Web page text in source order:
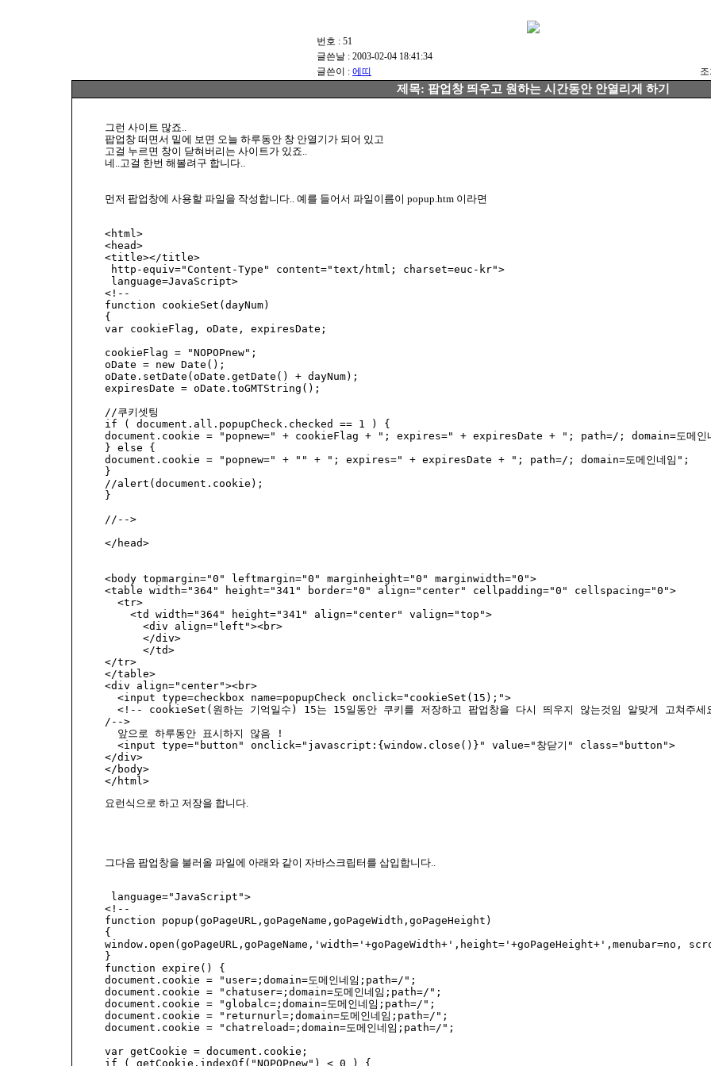
번호 : 51
글쓴날 : 2003-02-04 18:41:34
글쓴이 : 에띠
제목: 팝업창 띄우고 원하는 시간동안 안열리게 하기
그런 사이트 많죠..
팝업창 떠면서 밑에 보면 오늘 하루동안 창 안열기가 되어 있고
고걸 누르면 창이 닫혀버리는 사이트가 있죠..
네..고걸 한번 해볼려구 합니다..
먼저 팝업창에 사용할 파일을 작성합니다.. 예를 들어서 파일이름이 popup.htm 이라면
<html>
<head>
<title></title>
http-equiv="Content-Type" content="text/html; charset=euc-kr">
language=JavaScript>
<!--
function cookieSet(dayNum)
{
var cookieFlag, oDate, expiresDate;
cookieFlag = "NOPOPnew";
oDate = new Date();
oDate.setDate(oDate.getDate() + dayNum);
expiresDate = oDate.toGMTString();
//쿠키셋팅
if ( document.all.popupCheck.checked == 1 ) {
document.cookie = "popnew=" + cookieFlag + "; expires=" + expiresDate + "; path=/; domain=도메인
} else {
document.cookie = "popnew=" + "" + "; expires=" + expiresDate + "; path=/; domain=도메인네임";
}
//alert(document.cookie);
}
//-->
</head>
<body topmargin="0" leftmargin="0" marginheight="0" marginwidth="0">
<table width="364" height="341" border="0" align="center" cellpadding="0" cellspacing="0">
  <tr>
    <td width="364" height="341" align="center" valign="top">
      <div align="left"><br>
      </div>
      </td>
</tr>
</table>
<div align="center"><br>
  <input type=checkbox name=popupCheck onclick="cookieSet(15);">
<!-- cookieSet(원하는 기억일수) 15는 15일동안 쿠키를 저장하고 팝업창을 다시 띄우지 않는것임 알맞게 고쳐주세
/-->
  앞으로 하루동안 표시하지 않음 !
  <input type="button" onclick="javascript:{window.close()}" value="창닫기" class="button">
</div>
</body>
요런식으로 하고 저장을 합니다.
그다음 팝업창을 불러올 파일에 아래와 같이 자바스크립터를 삽입합니다..
language="JavaScript">
<!--
function popup(goPageURL,goPageName,goPageWidth,goPageHeight)
{
}
function expire() {
document.cookie = "user=;domain=도메인네임;path=/";
document.cookie = "chatuser=;domain=도메인네임;path=/";
document.cookie = "globalc=;domain=도메인네임;path=/";
document.cookie = "returnurl=;domain=도메인네임;path=/";
document.cookie = "chatreload=;domain=도메인네임;path=/";
var getCookie = document.cookie;
if ( getCookie.indexOf("NOPOPnew") < 0 ) {